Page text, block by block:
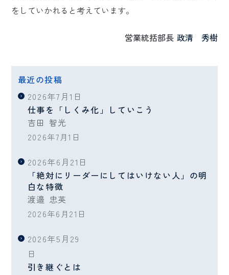
最近の投稿
2026年7月1日
仕事を「しくみ化」していこう
吉田 智光
2026年7月1日
2026年6月21日
「絶対にリーダーにしてはいけない人」の明
白な特徴
渡邉 忠英
2026年6月21日
2026年5月29
日
引き継ぐとは
をしていかれると考えています。
営業統括部長 政清 秀樹